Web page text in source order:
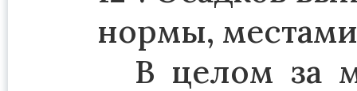
нормы,
В целом за